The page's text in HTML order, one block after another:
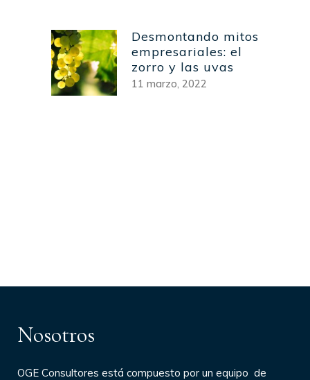
Desmontando mitos
empresariales: el
zorro y las uvas
11 marzo, 2022
Nosotros
OGE Consultores está compuesto por un equipo de